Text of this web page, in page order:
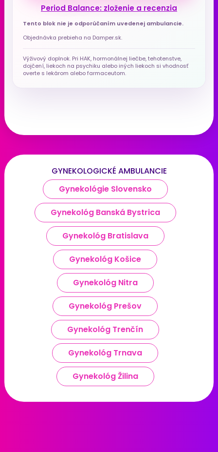
Period Balance: zloženie a recenzia
Tento blok nie je odporúčaním uvedenej ambulancie.
Objednávka prebieha na Damper.sk.
Výživový doplnok. Pri HAK, hormonálnej liečbe, tehotenstve,
dojčení, liekoch na psychiku alebo iných liekoch si vhodnosť
overte s lekárom alebo farmaceutom.
GYNEKOLOGICKÉ AMBULANCIE
Gynekológie Slovensko
Gynekológ Banská Bystrica
Gynekológ Bratislava
Gynekológ Košice
Gynekológ Nitra
Gynekológ Prešov
Gynekológ Trenčín
Gynekológ Trnava
Gynekológ Žilina